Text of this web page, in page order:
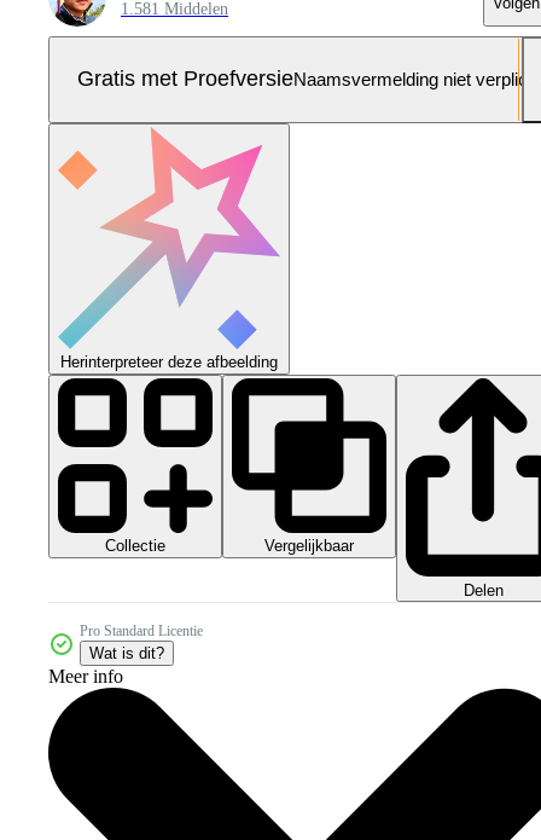
1.581 Middelen
Gratis met ProefversieNaamsvermelding niet verplicht
Herinterpreteer deze afbeelding
Collectie Vergelijkbaar
Delen
Pro Standard Licentie
Wat is dit?
Meer info